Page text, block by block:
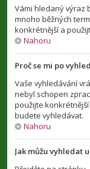
Vámi hledaný výraz
mnoho běžných
konkrétnější a
Nahoru
Proč se mi po
Vaše vyhledávání
nebyl schopen
použijte
budete vyhledávat.
Nahoru
Jak můžu vyhledat